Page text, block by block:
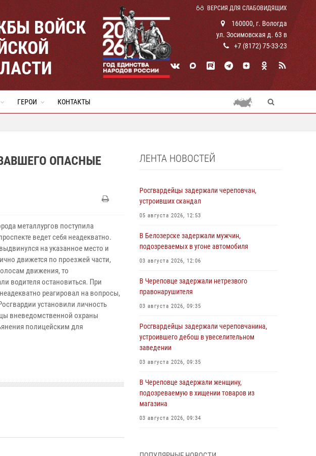
ВЕРСИЯ ДЛЯ СЛАБОВИДЯЩИХ
ВОЙСК
160000, г. Вологда
ул. Зосимовская д. 63 в
+7 (8172) 75-33-23
ГЕРОИ КОНТАКТЫ
ОПАСНЫЕ
металлургов поступила
ведет себя неадекватно.
на указанное место и
движется по проезжей части,
движения, то
водителя остановиться. При
реагировал на вопросы,
установили личность
вневедомственной охраны
полицейским для
ЛЕНТА НОВОСТЕЙ
Росгвардейцы задержали череповчан,
устроивших скандал
05 августа 2026, 12:53
В Белозерске задержали мужчин,
подозреваемых в угоне автомобиля
03 августа 2026, 12:06
В Череповце задержали нетрезвого
правонарушителя
03 августа 2026, 09:35
Росгвардейцы задержали череповчанина,
устроившего дебош в увеселительном
заведении
03 августа 2026, 09:35
В Череповце задержали женщину,
подозреваемую в хищении товаров из
магазина
03 августа 2026, 09:34